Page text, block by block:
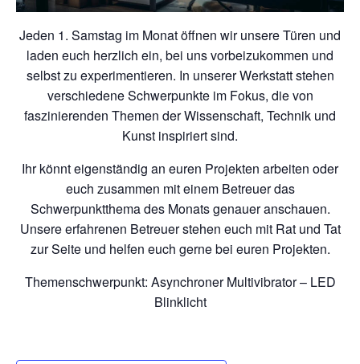
Jeden 1. Samstag im Monat öffnen wir unsere Türen und
laden euch herzlich ein, bei uns vorbeizukommen und
selbst zu experimentieren. In unserer Werkstatt stehen
verschiedene Schwerpunkte im Fokus, die von
faszinierenden Themen der Wissenschaft, Technik und
Kunst inspiriert sind.
Ihr könnt eigenständig an euren Projekten arbeiten oder
euch zusammen mit einem Betreuer das
Schwerpunktthema des Monats genauer anschauen.
Unsere erfahrenen Betreuer stehen euch mit Rat und Tat
zur Seite und helfen euch gerne bei euren Projekten.
Themenschwerpunkt: Asynchroner Multivibrator – LED
Blinklicht